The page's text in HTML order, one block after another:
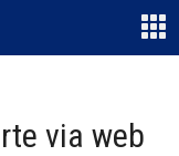
via web